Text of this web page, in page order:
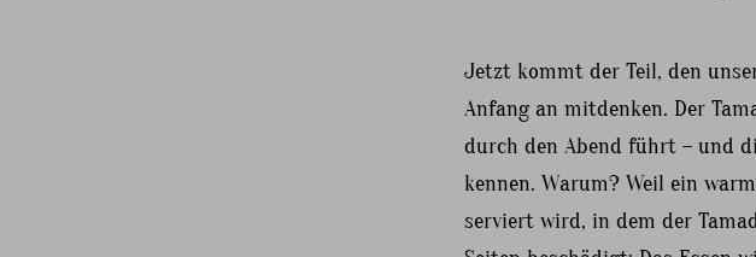
Jetzt kommt der Teil, den
Anfang an mitdenken. Der
durch den Abend führt – und
kennen. Warum? Weil ein
serviert wird, in dem der